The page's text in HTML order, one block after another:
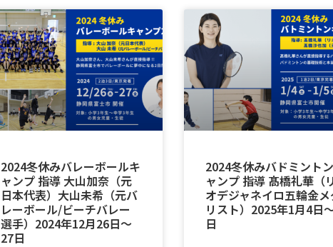
2024冬休みバレーボールキ
ャンプ 指導 大山加奈（元
日本代表）大山未希（元バ
レーボール/ビーチバレー
選手）2024年12月26日〜
27日
2024冬休みバドミント
ャンプ 指導 髙橋礼華（
オデジャネイロ五輪金
リスト）2025年1月4日
日